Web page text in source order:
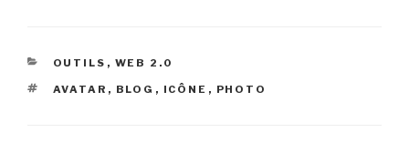
CATÉGORIES
OUTILS , WEB 2.0
ÉTIQUETTES
AVATAR , BLOG , ICÔNE , PHOTO